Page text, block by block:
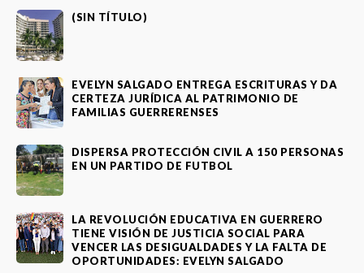
(SIN TÍTULO)
EVELYN SALGADO ENTREGA ESCRITURAS Y DA
CERTEZA JURÍDICA AL PATRIMONIO DE
FAMILIAS GUERRERENSES
DISPERSA PROTECCIÓN CIVIL A 150 PERSONAS
EN UN PARTIDO DE FUTBOL
LA REVOLUCIÓN EDUCATIVA EN GUERRERO
TIENE VISIÓN DE JUSTICIA SOCIAL PARA
VENCER LAS DESIGUALDADES Y LA FALTA DE
OPORTUNIDADES: EVELYN SALGADO